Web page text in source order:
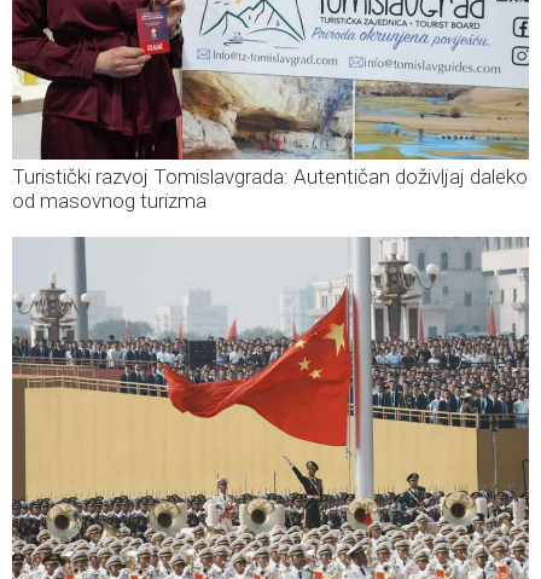
Turistički razvoj Tomislavgrada: Autentičan doživljaj daleko
od masovnog turizma